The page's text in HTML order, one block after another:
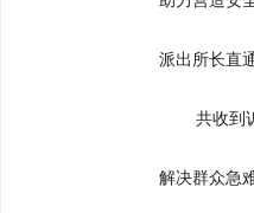
派出所长直
共收到
解决群众急